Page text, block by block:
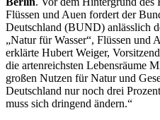
Flüssen und Auen fordert der
Deutschland (BUND) anlässlich
„Natur für Wasser“, Flüssen und
erklärte Hubert Weiger,
die artenreichsten Lebensräume
großen Nutzen für Natur und
Deutschland nur noch drei
muss sich dringend ändern.“